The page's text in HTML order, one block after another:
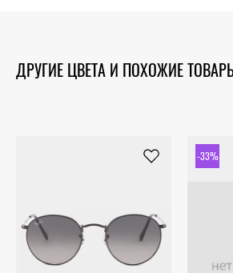
ДРУГИЕ ЦВЕТА И ПОХОЖИЕ
-33%